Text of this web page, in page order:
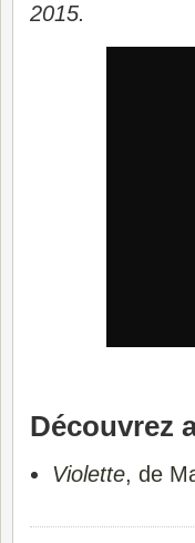
2015.
Découvrez
Violette, de